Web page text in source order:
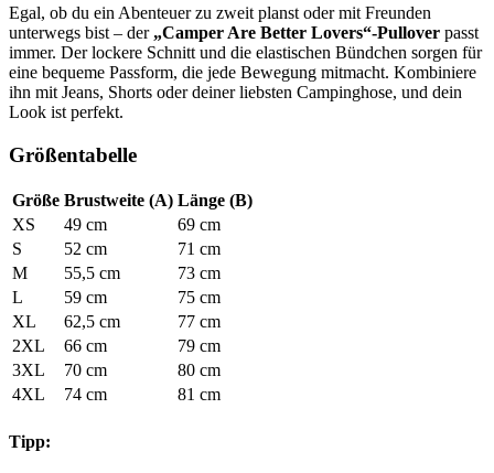
Egal, ob du ein Abenteuer zu zweit planst oder mit Freunden
unterwegs bist – der „Camper Are Better Lovers“-Pullover passt
immer. Der lockere Schnitt und die elastischen Bündchen sorgen für
eine bequeme Passform, die jede Bewegung mitmacht. Kombiniere
ihn mit Jeans, Shorts oder deiner liebsten Campinghose, und dein
Look ist perfekt.
Größentabelle
Größe Brustweite (A) Länge (B)
XS
49 cm
69 cm
S
52 cm
71 cm
M
55,5 cm
73 cm
L
59 cm
75 cm
XL
62,5 cm
77 cm
2XL
66 cm
79 cm
3XL
70 cm
80 cm
4XL
74 cm 81 cm
Tipp: